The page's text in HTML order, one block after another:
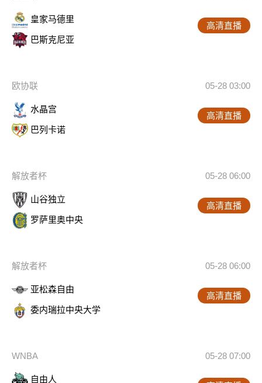
皇家马德里
巴斯克尼亚
高清直播
欧协联 05-28 03:00
水晶宫
巴列卡诺
高清直播
解放者杯 05-28 06:00
山谷独立
罗萨里奥中央
高清直播
解放者杯 05-28 06:00
亚松森自由
委内瑞拉中央大学
高清直播
WNBA 05-28 07:00
自由人